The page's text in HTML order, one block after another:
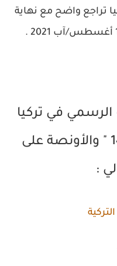
تراجع واضح مع نهاية
في تركيا
من عيار"24-22-21-18-14 " والأونصة على
: